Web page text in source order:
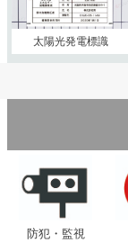
太陽光発電標識
防犯・監視